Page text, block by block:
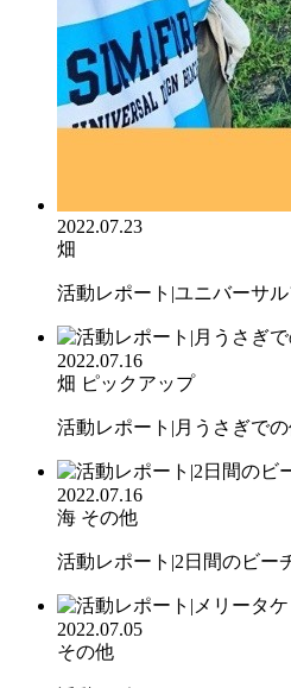
2022.07.23
畑
活動レポート|ユニバーサ
2022.07.16
畑 ピックアップ
活動レポート|月うさぎで
2022.07.16
海 その他
活動レポート|2日間のビー
2022.07.05
その他